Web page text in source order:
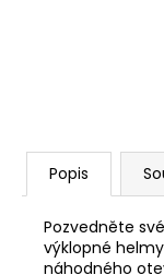
Popis
Pozvedněte
výklopné
náhodného